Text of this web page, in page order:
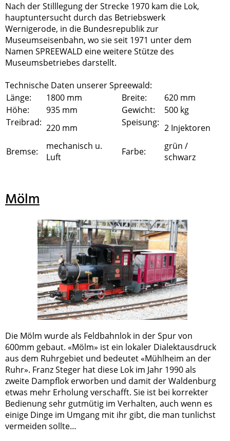
Nach der Stilllegung der Strecke 1970 kam die Lok,
hauptuntersucht durch das Betriebswerk
Wernigerode, in die Bundesrepublik zur
Museumseisenbahn, wo sie seit 1971 unter dem
Namen SPREEWALD eine weitere Stütze des
Museumsbetriebes darstellt.
Technische Daten unserer Spreewald:
Länge:
1800 mm Breite:
620 mm
Höhe:
935 mm Gewicht:
500 kg
Treibrad: 220 mm Speisung: 2 Injektoren
Bremse:
mechanisch u.
Luft
Farbe:
grün /
schwarz
Mölm
Die Mölm wurde als Feldbahnlok in der Spur von
600mm gebaut. «Mölm» ist ein lokaler Dialektausdruck
aus dem Ruhrgebiet und bedeutet «Mühlheim an der
Ruhr». Franz Steger hat diese Lok im Jahr 1990 als
zweite Dampflok erworben und damit der Waldenburg
etwas mehr Erholung verschafft. Sie ist bei korrekter
Bedienung sehr gutmütig im Verhalten, auch wenn es
einige Dinge im Umgang mit ihr gibt, die man tunlichst
vermeiden sollte…